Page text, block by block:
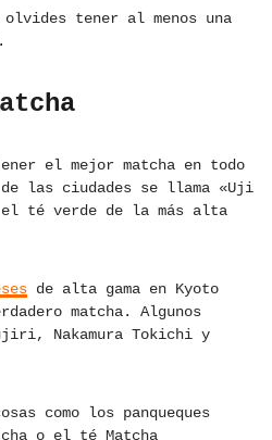
olvides tener al menos una
el mejor matcha en todo
las ciudades se llama «Uji
el té verde de la más alta
de alta gama en Kyoto
matcha. Algunos
Nakamura Tokichi y
como los panqueques
o el té Matcha